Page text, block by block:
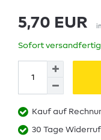
5,70 EUR
Sofort
Kauf auf
30 Tage